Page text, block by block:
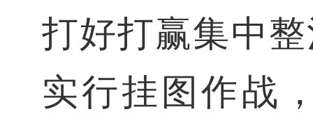
打好打赢集中
实行挂图作战